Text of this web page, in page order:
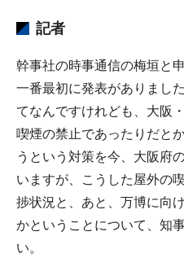
記者
幹事社の時事通信の梅垣と申
一番最初に発表がありまし
てなんですけれども、大阪
喫煙の禁止であったりだと
うという対策を今、大阪府
いますが、こうした屋外の
捗状況と、あと、万博に向
かということについて、知
い。